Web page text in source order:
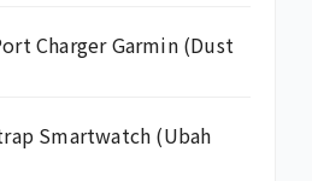
Charger Garmin (Dust
Smartwatch (Ubah